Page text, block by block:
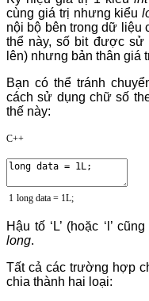
cùng giá trị nhưng kiểu
nội bộ bên trong dữ liệu
thể này, số bit được sử
lên) nhưng bản thân giá
Bạn có thể tránh
cách sử dụng chữ số
thế này:
C++
1 long data = 1L;
Hậu tố ‘L’ (hoặc ‘l’
long.
Tất cả các trường hợp
chia thành hai loại: